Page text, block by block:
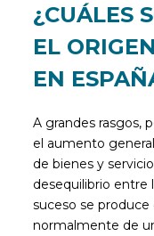
¿CUÁLES
EL
EN
A grandes rasgos,
el aumento
de bienes y
desequilibrio entre
suceso se
normalmente de